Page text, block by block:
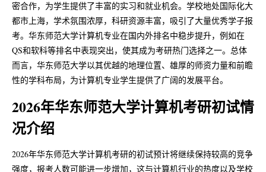
关于网站
密合作，为学生提供了丰富的实习和就业机会。学校地处国际化大
都市上海，学术氛围浓厚，科研资源丰富，吸引了大量优秀学子报
考。华东师范大学计算机专业在国内外排名中稳步提升，例如在
QS和软科等排名中表现突出，使其成为考研热门选择之一。总体
而言，华东师范大学以其优越的地理位置、雄厚的师资力量和前瞻
性的学科布局，为计算机专业学生提供了广阔的发展平台。
2026年华东师范大学计算机考研初试情
况介绍
2026年华东师范大学计算机考研的初试预计将继续保持较高的竞争
强度，报考人数可能进一步增加，这与计算机行业的热度以及学校